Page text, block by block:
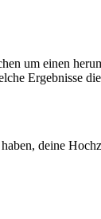
um einen
Ergebnisse
deine